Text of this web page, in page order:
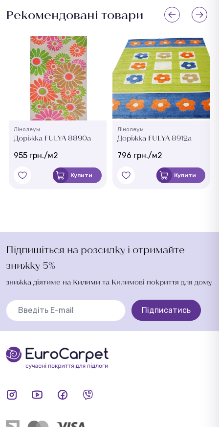
Рекомендовані товари
Лінолеум
Доріжка FULYA 8890a
955 грн./м2
Купити
Лінолеум
Доріжка FULYA 8912a
796 грн./м2
Купити
Підпишіться на розсилку і отримайте
знижку 5%
знижка діятиме на Килими та Килимові покриття для дому
Підписатись